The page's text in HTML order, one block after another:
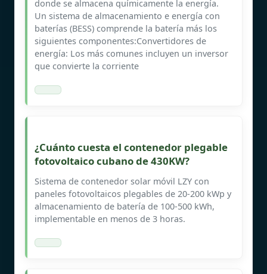
donde se almacena químicamente la energía.
Un sistema de almacenamiento e energía con
baterías (BESS) comprende la batería más los
siguientes componentes:Convertidores de
energía: Los más comunes incluyen un inversor
que convierte la corriente
¿Cuánto cuesta el contenedor plegable
fotovoltaico cubano de 430KW?
Sistema de contenedor solar móvil LZY con
paneles fotovoltaicos plegables de 20-200 kWp y
almacenamiento de batería de 100-500 kWh,
implementable en menos de 3 horas.